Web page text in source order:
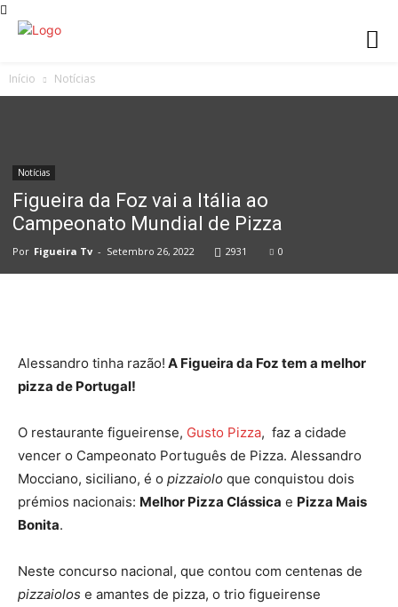
Início Notícias
Notícias
Figueira da Foz vai a Itália ao
Campeonato Mundial de Pizza
Por Figueira Tv - Setembro 26, 2022 2931 0
Alessandro tinha razão! A Figueira da Foz tem a melhor
pizza de Portugal!
O restaurante figueirense, Gusto Pizza, faz a cidade
vencer o Campeonato Português de Pizza. Alessandro
Mocciano, siciliano, é o pizzaiolo que conquistou dois
prémios nacionais: Melhor Pizza Clássica e Pizza Mais
Bonita.
Neste concurso nacional, que contou com centenas de
pizzaiolos e amantes de pizza, o trio figueirense